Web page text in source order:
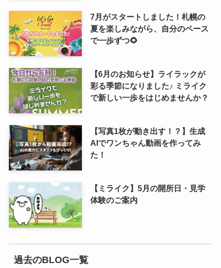
7月がスタートしました！札幌の
夏を楽しみながら、自分のペース
で一歩ずつ🌻
【6月のお知らせ】ライラックが
彩る季節になりました♪ ミライク
で新しい一歩をはじめませんか？
【写真1枚が動き出す！？】生成
AIでワンちゃん動画を作ってみ
た！
【ミライク】5月の開所日・見学
体験のご案内
過去のBLOG一覧